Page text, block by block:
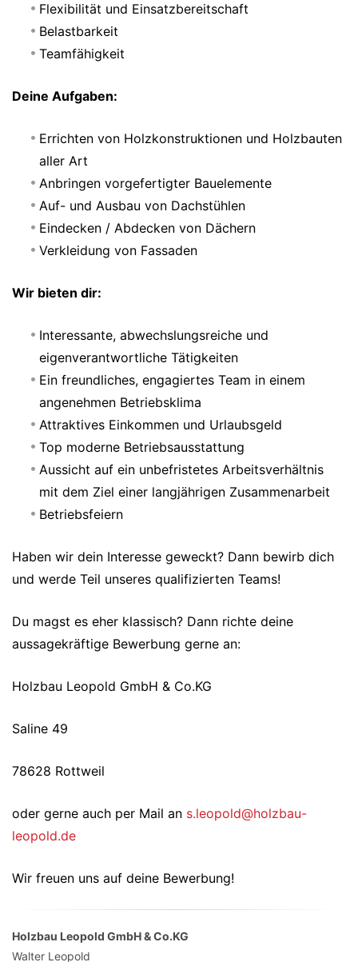
Flexibilität und Einsatzbereitschaft
Belastbarkeit
Teamfähigkeit
Deine Aufgaben:
Errichten von Holzkonstruktionen und Holzbauten
aller Art
Anbringen vorgefertigter Bauelemente
Auf- und Ausbau von Dachstühlen
Eindecken / Abdecken von Dächern
Verkleidung von Fassaden
Wir bieten dir:
Interessante, abwechslungsreiche und
eigenverantwortliche Tätigkeiten
Ein freundliches, engagiertes Team in einem
angenehmen Betriebsklima
Attraktives Einkommen und Urlaubsgeld
Top moderne Betriebsausstattung
Aussicht auf ein unbefristetes Arbeitsverhältnis
mit dem Ziel einer langjährigen Zusammenarbeit
Betriebsfeiern
Haben wir dein Interesse geweckt? Dann bewirb dich
und werde Teil unseres qualifizierten Teams!
Du magst es eher klassisch? Dann richte deine
aussagekräftige Bewerbung gerne an:
Holzbau Leopold GmbH & Co.KG
Saline 49
78628 Rottweil
oder gerne auch per Mail an s.leopold@holzbau-
leopold.de
Wir freuen uns auf deine Bewerbung!
Holzbau Leopold GmbH & Co.KG
Walter Leopold